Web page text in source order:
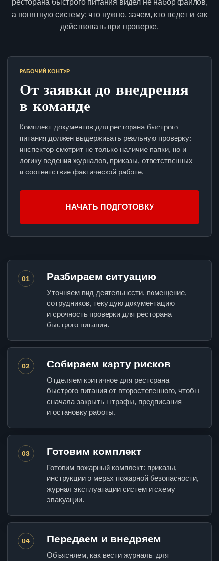
ресторана быстрого питания видел не набор файлов,
а понятную систему: что нужно, зачем, кто ведет и как
действовать при проверке.
РАБОЧИЙ КОНТУР
От заявки до внедрения
в команде
Комплект документов для ресторана быстрого
питания должен выдерживать реальную проверку:
инспектор смотрит не только наличие папки, но и
логику ведения журналов, приказы, ответственных
и соответствие фактической работе.
НАЧАТЬ ПОДГОТОВКУ
01 Разбираем ситуацию
Уточняем вид деятельности, помещение,
сотрудников, текущую документацию
и срочность проверки для ресторана
быстрого питания.
02 Собираем карту рисков
Отделяем критичное для ресторана
быстрого питания от второстепенного, чтобы
сначала закрыть штрафы, предписания
и остановку работы.
03 Готовим комплект
Готовим пожарный комплект: приказы,
инструкции о мерах пожарной безопасности,
журнал эксплуатации систем и схему
эвакуации.
04 Передаем и внедряем
Объясняем, как вести журналы для